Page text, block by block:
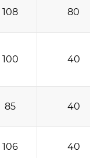
108 80
100 40
85 40
106 40